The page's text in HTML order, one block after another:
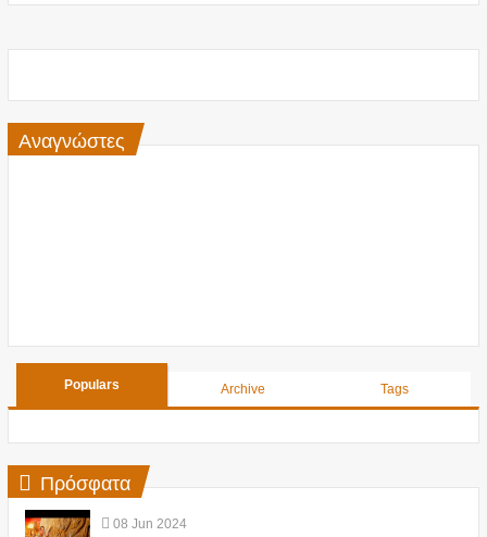
Αναγνώστες
Populars Archive Tags
Πρόσφατα
08 Jun 2024